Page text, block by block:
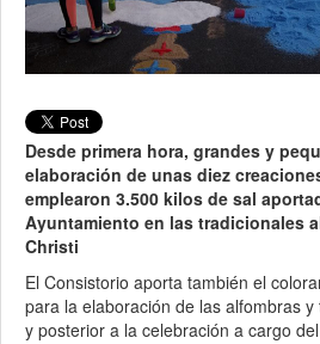
Desde primera hora, grandes y
elaboración de unas diez
emplearon 3.500 kilos de sal
Ayuntamiento en las tradicionales
Christi
El Consistorio aporta también el
para la elaboración de las alfombras
y posterior a la celebración a cargo